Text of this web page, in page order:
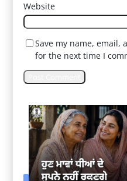
Website
Save my name, email,
for the next time I